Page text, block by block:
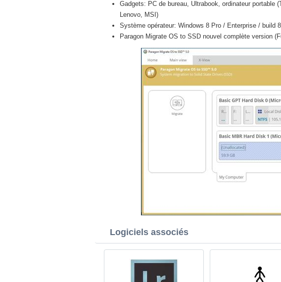
Gadgets: PC de bureau, Ultrabook, ordinateur portable
Lenovo, MSI)
Système opérateur: Windows 8 Pro / Enterprise / build
Paragon Migrate OS to SSD nouvel complète version
Logiciels associés